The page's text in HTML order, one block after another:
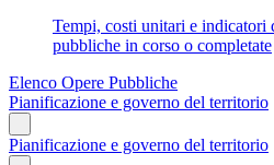
Tempi, costi unitari e indicatori
pubbliche in corso o completate
Elenco Opere Pubbliche
Pianificazione e governo del territorio
Pianificazione e governo del territorio